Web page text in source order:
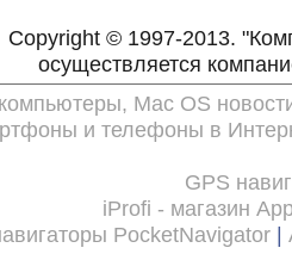
Copyright © 1997-2013.
осуществляется
Mac OS
и телефоны в
GPS
iProfi - магазин
PocketNavigator |